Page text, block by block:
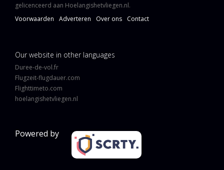
gelicenceerd aan Hoelangishetvliegen.nl.
Voorwaarden
Adverteren Over ons Contact
Our website in other languages
Duree-de-vol.fr
Flugzeit-flugdauer.com
Flighttimeto.com
hoelangishetvliegen.nl
Powered by